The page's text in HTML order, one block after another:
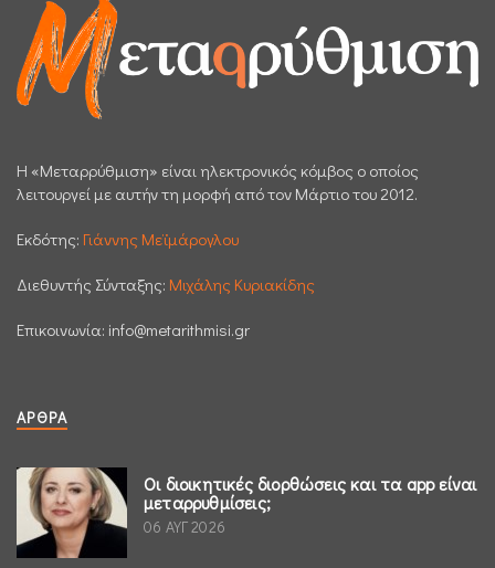
H «Μεταρρύθμιση» είναι ηλεκτρονικός κόμβος ο οποίος
λειτουργεί με αυτήν τη μορφή από τον Μάρτιο του 2012.
Εκδότης: Γιάννης Μεϊμάρογλου
Διεθυντής Σύνταξης: Μιχάλης Κυριακίδης
Επικοινωνία: info@metarithmisi.gr
ΆΡΘΡΑ
Οι διοικητικές διορθώσεις και τα app είναι
μεταρρυθμίσεις;
06 ΑΥΓ 2026